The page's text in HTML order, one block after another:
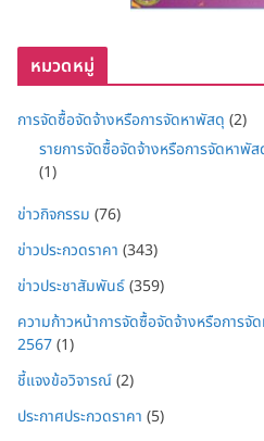
หมวดหมู่
การจัดซื้อจัดจ้างหรือการจัดหาพัสดุ (2)
รายการจัดซื้อจัดจ้างหรือการจัดหา
(1)
ข่าวกิจกรรม (76)
ข่าวประกวดราคา (343)
ข่าวประชาสัมพันธ์(359)
ความก้าวหน้าการจัดซื้อจัดจ้างหรือการ
2567(1)
ชี้แจงข้อวิจารณ์(2)
ประกาศประกวดราคา (5)